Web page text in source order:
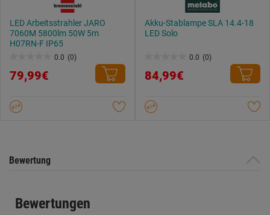
LED Arbeitsstrahler JARO
7060M 5800lm 50W 5m
H07RN-F IP65
0.0 (0)
von
Sternen.
79,99€
Akku-Stablampe SLA 14.4-18
LED Solo
0.0 (0)
von
Sternen.
84,99€
Bewertung